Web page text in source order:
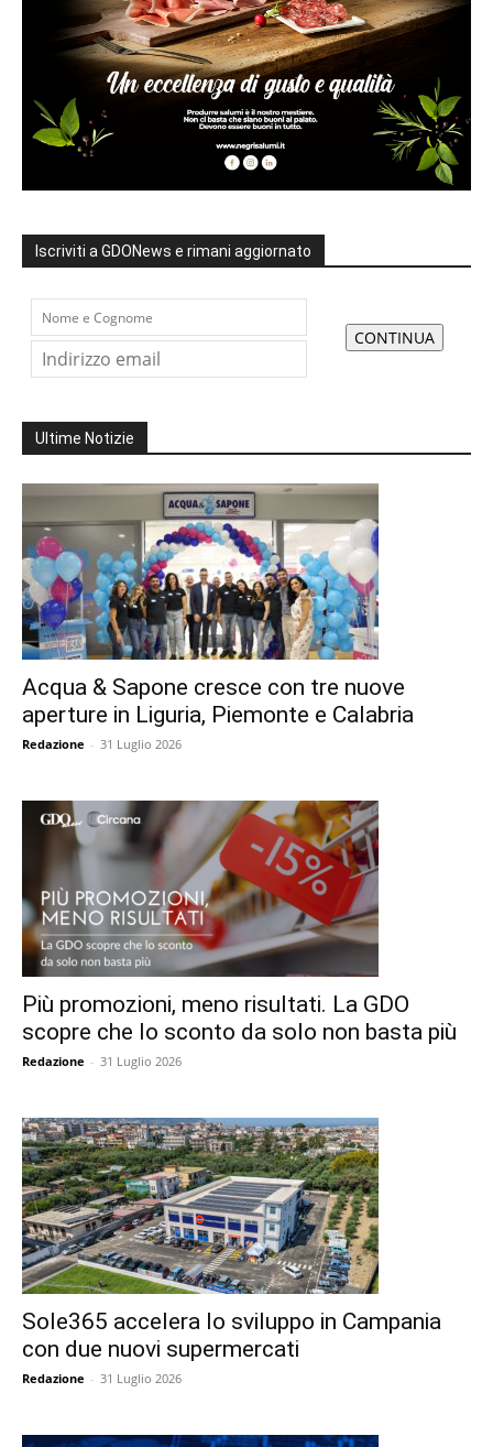
Iscriviti a GDONews e rimani aggiornato
Ultime Notizie
Acqua & Sapone cresce con tre nuove
aperture in Liguria, Piemonte e Calabria
Redazione - 31 Luglio 2026
Più promozioni, meno risultati. La GDO
scopre che lo sconto da solo non basta più
Redazione - 31 Luglio 2026
Sole365 accelera lo sviluppo in Campania
con due nuovi supermercati
Redazione - 31 Luglio 2026